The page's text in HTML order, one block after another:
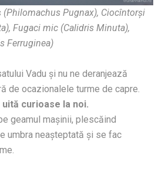
(Philomachus Pugnax), Ciocîntorşi
Fugaci mic (Calidris Minuta),
Ferruginea)
Vadu şi nu ne deranjează
de ocazionalele turme de capre.
uită curioase la noi.
geamul maşinii, plescăind
umbra neaşteptată şi se fac